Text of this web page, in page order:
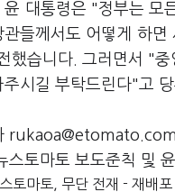
윤 대통령은 "정부는 모
들께서도 어떻게 하면
했습니다. 그러면서 "
주시길 부탁드린다"고 당
rukaoa@etomato.com
스토마토 보도준칙 및
토마토, 무단 전재 - 재배포